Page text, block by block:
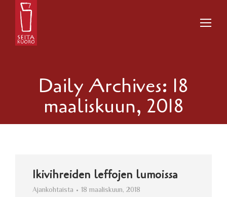
Daily Archives: 18
maaliskuun, 2018
Ikivihreiden leffojen lumoissa
Ajankohtaista 18 maaliskuun, 2018